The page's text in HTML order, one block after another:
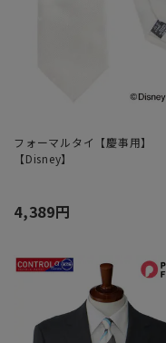
フォーマルタイ【慶事用】
【Disney】
4,389円